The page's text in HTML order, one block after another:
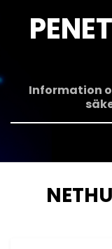
innehåll
Information
: